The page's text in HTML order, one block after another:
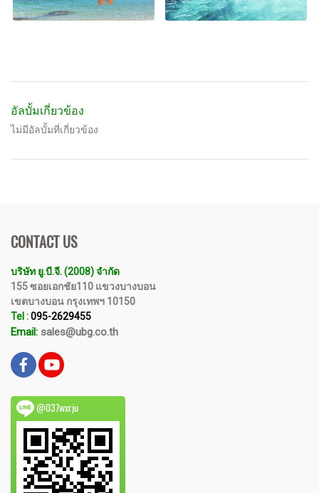
อัลบั้มเกี่ยวข้อง
ไม่มีอัลบั้มที่เกี่ยวข้อง
CONTACT US
บริษัท ยู.บี.จี. (2008) จำกัด
155 ซอยเอกชัย110 แขวงบางบอน
เขตบางบอน กรุงเทพฯ 10150
Tel :095-2629455
Email: sales@ubg.co.th
@037wxrju